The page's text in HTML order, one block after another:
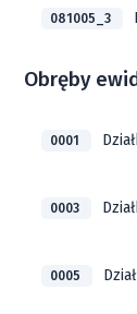
081005_3
Obręby
0001
0003
0005